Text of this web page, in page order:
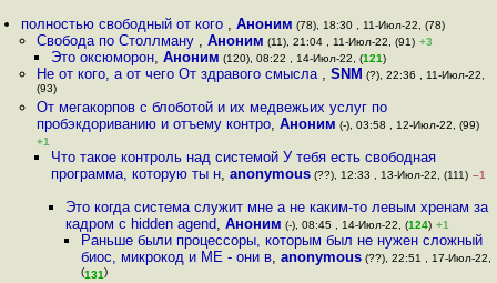
полностью свободный от кого ,Аноним (78), 18:30 , 11-Июл-22, (78)
Свобода по Столлману , Аноним (11), 21:04 , 11-Июл-22, (91) +3
Это оксюморон, Аноним (120), 08:22 , 14-Июл-22, (121)
Не от кого, а от чего От здравого смысла , SNM (?), 22:36 , 11-Июл-22,
(93)
От мегакорпов с блоботой и их медвежьих услуг по
пробэкдориванию и отъему контро, Аноним (-), 03:58 , 12-Июл-22, (99)
+1
Что такое контроль над системой У тебя есть свободная
программа, которую ты н, anonymous(??), 12:33 , 13-Июл-22, (111) –1
Это когда система служит мне а не каким-то левым хренам за
кадром с hidden agend,Аноним (-), 08:45 , 14-Июл-22, (124) +1
Раньше были процессоры, которым был не нужен сложный
биос, микрокод и ME - они в, anonymous(??), 22:51 , 17-Июл-22,
(131)